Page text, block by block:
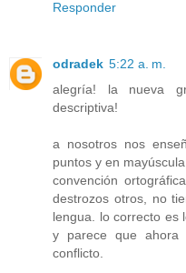
Responder
odradek 5:22 a. m.
alegría! la nueva
descriptiva!
a nosotros nos
puntos y en
convención
destrozos otros, no
lengua. lo correcto es
y parece que ahora
conflicto.